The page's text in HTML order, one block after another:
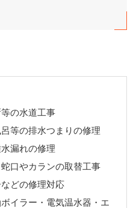
の水道工事
等の排水つまりの修理
漏れの修理
口やカランの取替工事
どの修理対応
イラー・電気温水器・エ